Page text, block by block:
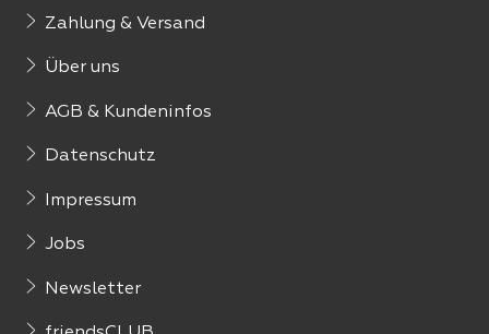
Zahlung & Versand
Über uns
AGB & Kundeninfos
Datenschutz
Impressum
Jobs
Newsletter